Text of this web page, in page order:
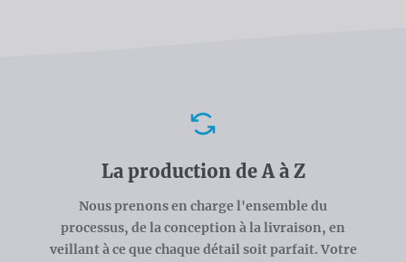
La production de A à Z
Nous prenons en charge l'ensemble du
processus, de la conception à la livraison, en
veillant à ce que chaque détail soit parfait. Votre